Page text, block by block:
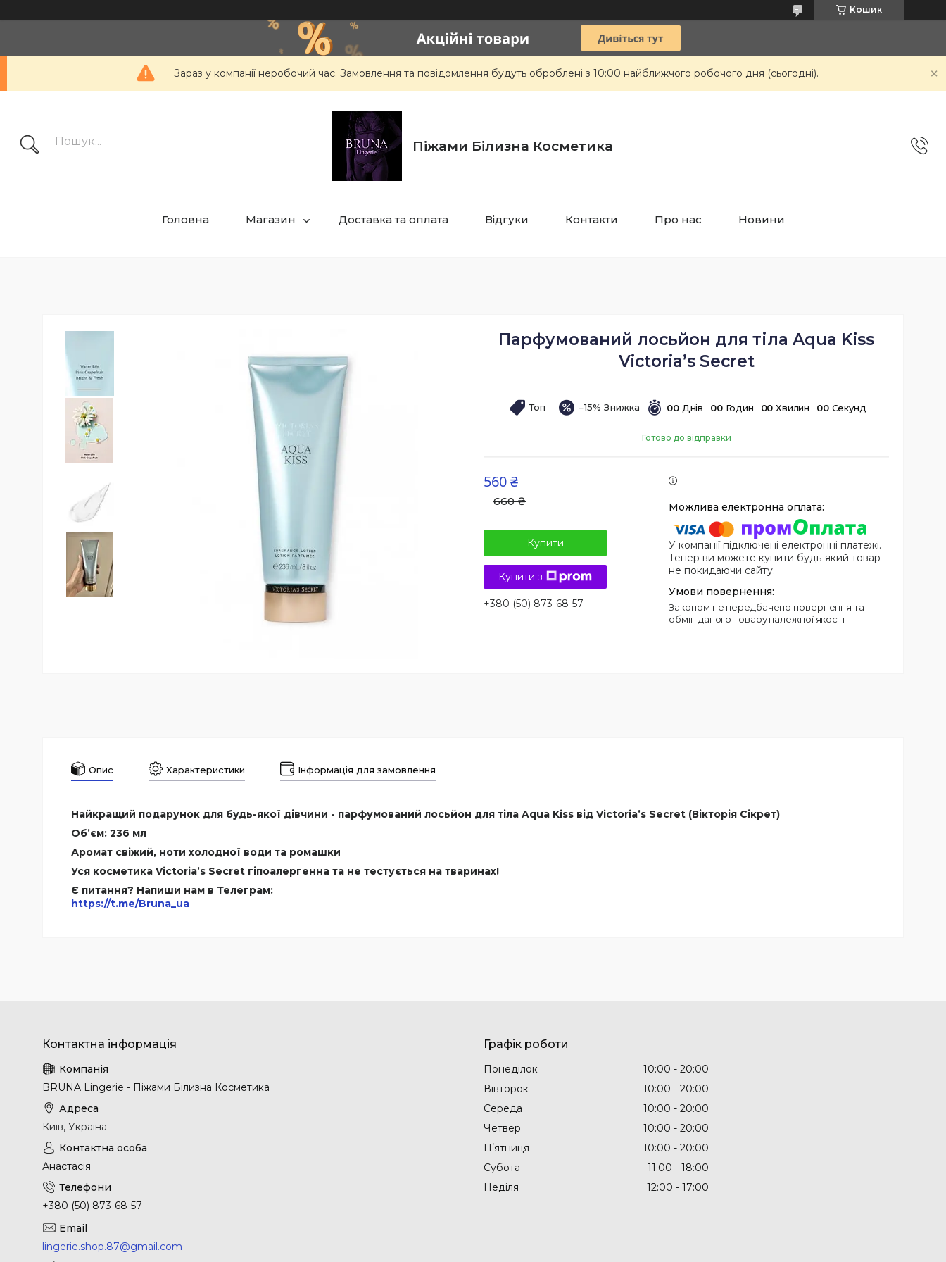
Кошик
Зараз у компанії неробочий час. Замовлення та повідомлення будуть оброблені з 10:00 найближчого робочого дня (сьогодні).
Піжами Білизна Косметика
Головна Магазин Доставка та оплата Відгуки Контакти Про нас Новини
Парфумований лосьйон для тіла Aqua Kiss
Victoria’s Secret
Топ –15% 00 Днів 00 Годин 00 Хвилин 00 Секунд
Готово до відправки
660 ₴
560 ₴
Купити
Купити з
+380 (50) 873-68-57
У компанії підключені електронні платежі.
Тепер ви можете купити будь-який товар
не покидаючи сайту.
Законом не передбачено повернення та
обмін даного товару належної якості
Опис Характеристики Інформація для замовлення
Найкращий подарунок для будь-якої дівчини - парфумований лосьйон для тіла Aqua Kiss від Victoria’s Secret (Вікторія Сікрет)
Об’єм: 236 мл
Аромат свіжий, ноти холодної води та ромашки
Уся косметика Victoria’s Secret гіпоалергенна та не тестується на тваринах!
Є питання? Напиши нам в Телеграм:
https://t.me/Bruna_ua
BRUNA Lingerie - Піжами Білизна Косметика
Київ, Україна
Анастасія
+380 (50) 873-68-57
lingerie.shop.87@gmail.com
Графік роботи
Понеділок 10:00
20:00
Вівторок
10:00
20:00
Середа
10:00
20:00
Четвер
10:00
20:00
Пʼятниця
10:00
20:00
Субота
11:00
18:00
Неділя
12:00 17:00